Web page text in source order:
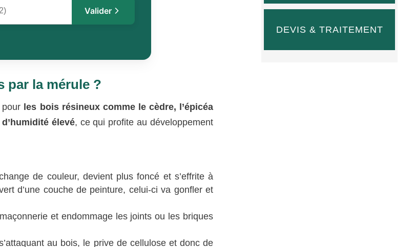
Valider
par la mérule ?
les bois résineux comme le cèdre, l’épicéa
élevé, ce qui profite au développement
de couleur, devient plus foncé et s’effrite à
d’une couche de peinture, celui-ci va gonfler et
et endommage les joints ou les briques
au bois, le prive de cellulose et donc de
DEVIS & TRAITEMENT